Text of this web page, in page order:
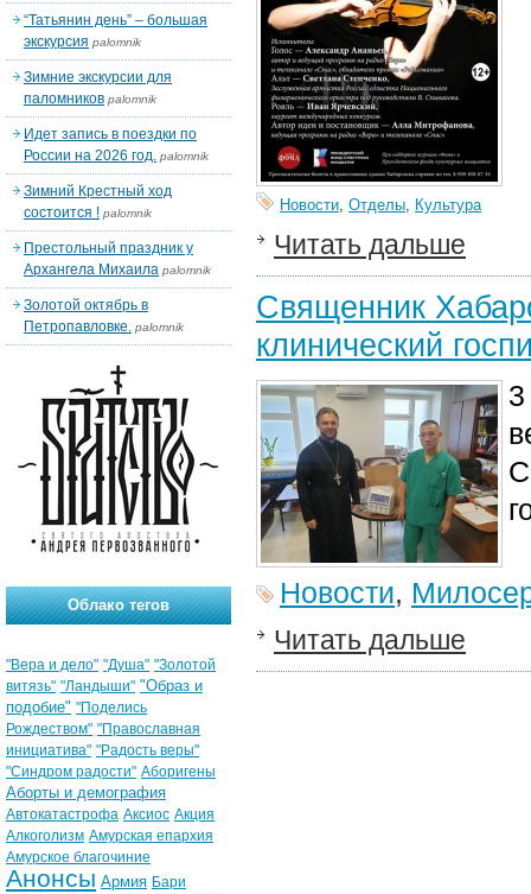
Новости, Отделы, Культура
Читать дальше
Священник
клинический
Новости,
Читать дальше
“Татьянин день” – большая
экскурсия palomnik
Зимние экскурсии для
паломников palomnik
Идет запись в поездки по
России на 2026 год. palomnik
Зимний Крестный ход
состоится ! palomnik
Престольный праздник у
Архангела Михаила palomnik
Золотой октябрь в
Петропавловке. palomnik
Облако тегов
"Вера и дело" "Душа" "Золотой
витязь" "Ландыши" "Образ и
подобие" "Поделись
Рождеством" "Православная
инициатива" "Радость веры"
"Синдром радости" Аборигены
Аборты и демография
Автокатастрофа Аксиос Акция
Алкоголизм Амурская епархия
Амурское благочиние
Анонсы Армия Бари